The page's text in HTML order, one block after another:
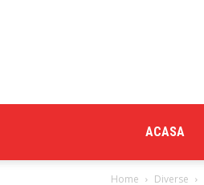
ACASA
Home Diverse